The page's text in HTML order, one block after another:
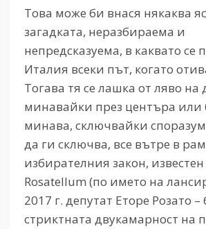
Това може би внася някаква
загадката, неразбираема и
непредсказуема, в каквато се
Италия всеки път, когато
Тогава тя се лашка от ляво на
минавайки през центъра или
минава, сключвайки
да ги сключва, все вътре в
избирателния закон, известен
Rosatellum (по името на
2017 г. депутат Еторе Розато –
стриктната двукамарност на